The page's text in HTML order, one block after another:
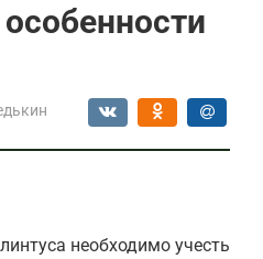
необходимо учесть